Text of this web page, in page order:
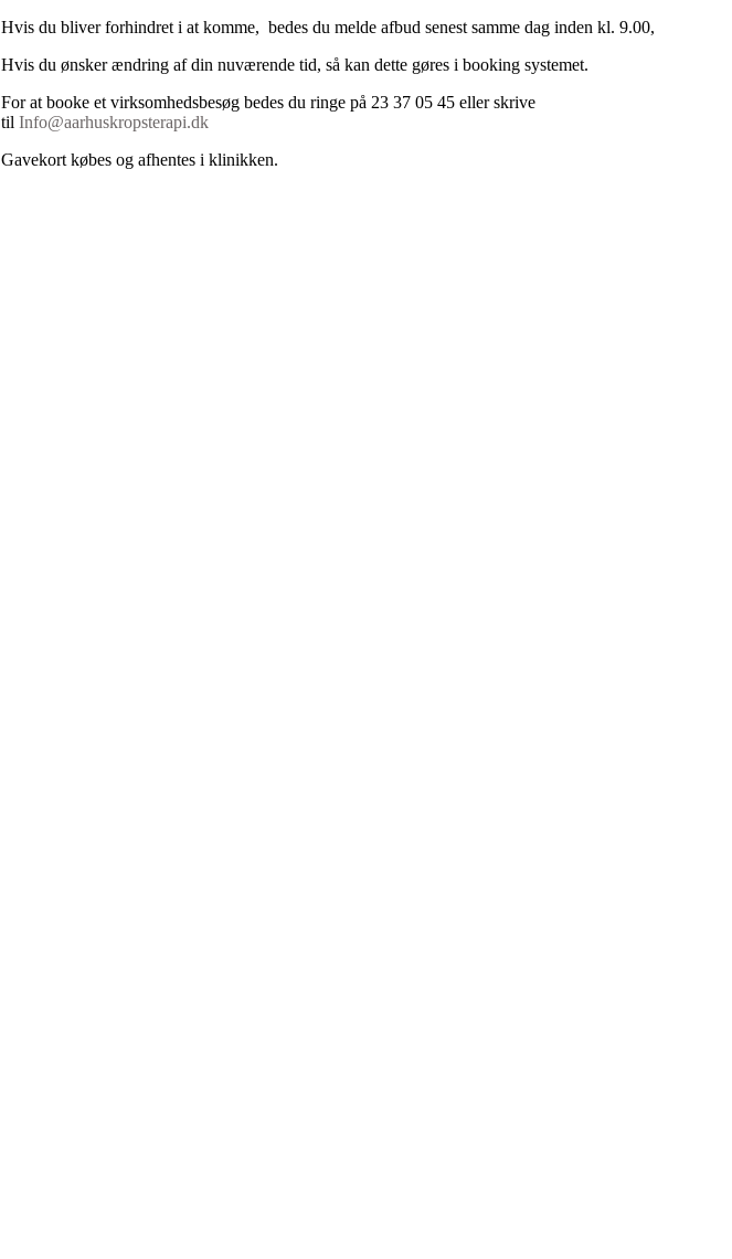
Hvis du bliver forhindret i at komme, bedes du melde afbud senest samme dag inden kl. 9.00,
Hvis du ønsker ændring af din nuværende tid, så kan dette gøres i booking systemet.
For at booke et virksomhedsbesøg bedes du ringe på 23 37 05 45 eller skrive
til Info@aarhuskropsterapi.dk
Gavekort købes og afhentes i klinikken.